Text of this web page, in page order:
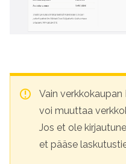
Vain
voi muuttaa
Jos et ole
et pääse